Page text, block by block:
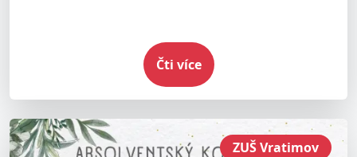
Čti více
ZUŠ Vratimov